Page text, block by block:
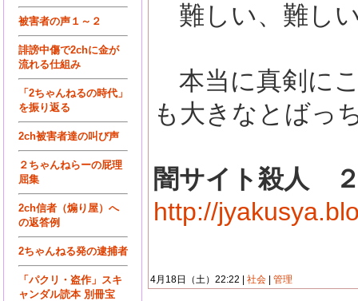
被害者の声１～２
誹謗中傷で2chに金が
流れる仕組み
「2ちゃんねるの時代」
を振り返る
2ch被害者達の叫び声
２ちゃんねらーの屁理
屈集
2ch信者（煽り屋）へ
の返答例
2ちゃんねる発の逮捕者
「パクリ・盗作」スキ
ャンダル読本 別冊宝
難しい、難し
本当に真剣に
も大きなとばっ
闇サイト殺人
http://
4月18日（土）22:22 | 社会 管理